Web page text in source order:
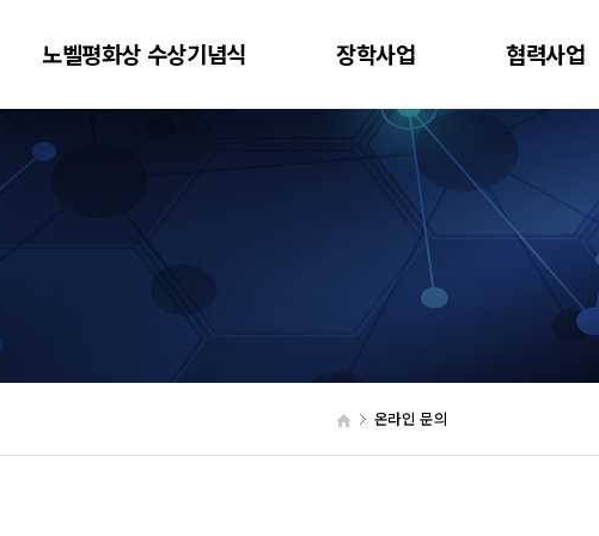
노벨평화상 수상기념식 장학사업 협력사업
온라인 문의